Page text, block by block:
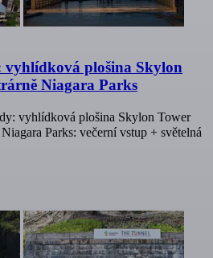
vyhlídková plošina Skylon
Niagara Parks
vyhlídková plošina Skylon Tower
Parks: večerní vstup + světelná